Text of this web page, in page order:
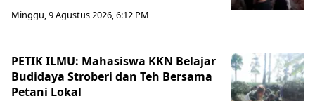
Minggu, 9 Agustus 2026, 6:12 PM
PETIK ILMU: Mahasiswa KKN Belajar
Budidaya Stroberi dan Teh Bersama
Petani Lokal